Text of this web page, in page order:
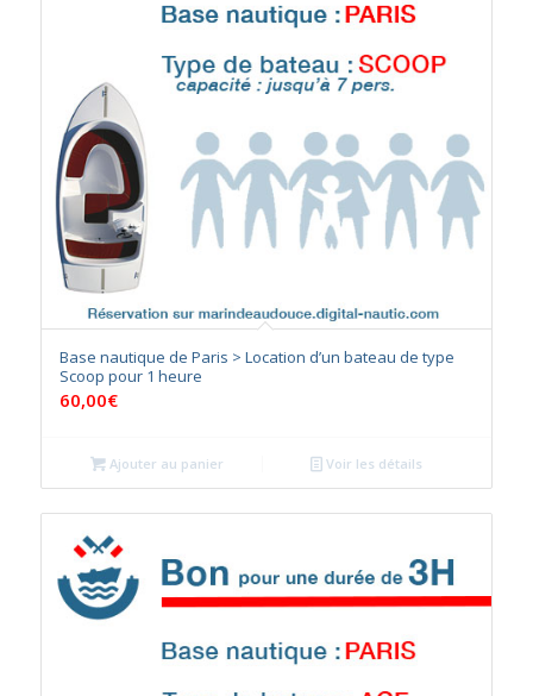
Base nautique de Paris > Location d’un bateau de type
Scoop pour 1 heure
60,00€
Ajouter au panier Voir les détails